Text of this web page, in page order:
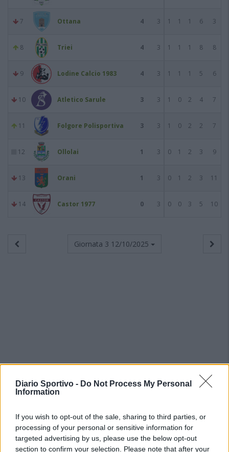
Diario Sportivo - Do Not Process My Personal
Information
If you wish to opt-out of the sale, sharing to third parties, or
processing of your personal or sensitive information for
targeted advertising by us, please use the below opt-out
section to confirm your selection. Please note that after your
7 Ottana 4 3 1 1 1 6 3
8 Triei 4 3 1 1 1 8 8
9 Lodine Calcio 1983 4 3 1 1 1 5 6
10 Atletico Sarule 3 3 1 0 2 4 7
11 Folgore Polisportiva 3 3 1 0 2 2 7
12 Ollolai 1 3 0 1 2 3 9
13 Orani 1 3 0 1 2 3 11
14 Castor 1977 0 3 0 0 3 5 10
Giornata 3 12/10/2025